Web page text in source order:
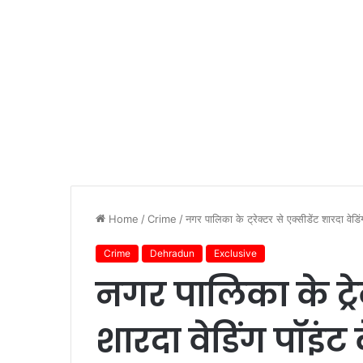
Home /Crime /नगर पालिका के ट्रेक्टर से एक्सीडेंट शारदा
Crime Dehradun Exclusive
नगर पालिका के
शारदा वेडिंग